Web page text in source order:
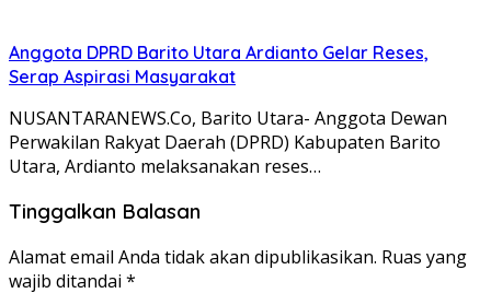
Anggota DPRD Barito Utara Ardianto Gelar Reses,
Serap Aspirasi Masyarakat
NUSANTARANEWS.Co, Barito Utara- Anggota Dewan
Perwakilan Rakyat Daerah (DPRD) Kabupaten Barito
Utara, Ardianto melaksanakan reses…
Tinggalkan Balasan
Alamat email Anda tidak akan dipublikasikan. Ruas yang
wajib ditandai *